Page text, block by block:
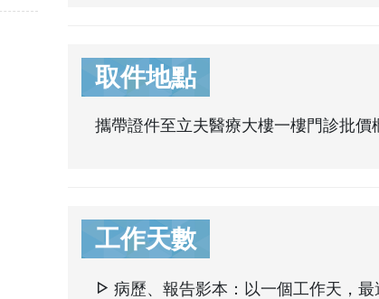
取件地點
攜帶證件至立夫醫療大樓一樓門診批價
工作天數
病歷、報告影本：以一個工作天，